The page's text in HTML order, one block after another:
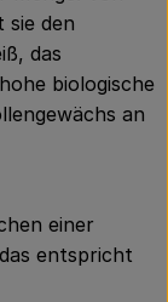
sie den
das
biologische
an
einer
entspricht